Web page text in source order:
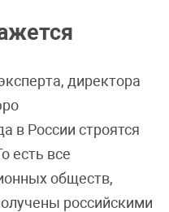
директора
в России строятся
есть все
обществ,
российскими